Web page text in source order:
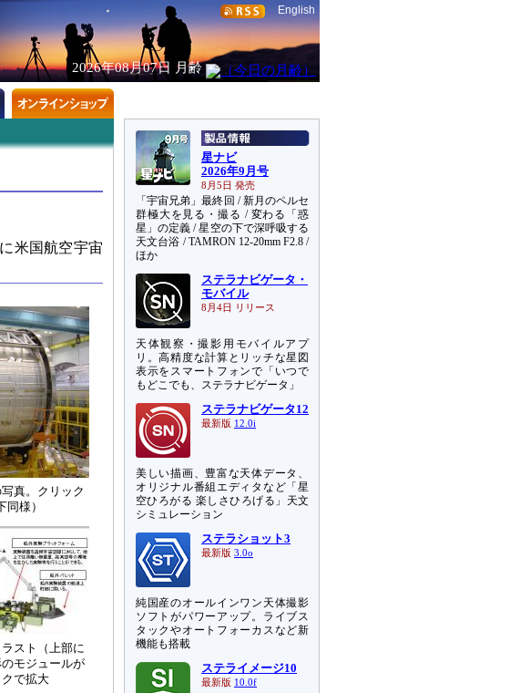
English
2026年08月07日 月齢
米国航空宇宙
真。クリック
様）
スト（上部に
モジュールが
クで拡大
星ナビ
2026年9月号
8月5日 発売
「宇宙兄弟」最終回 / 新月のペルセ
群極大を見る・撮る / 変わる「惑
星」の定義 / 星空の下で深呼吸する
天文台浴 / TAMRON 12-20mm F2.8 /
ほか
ステラナビゲータ・
モバイル
8月4日 リリース
天体観察・撮影用モバイルアプ
リ。高精度な計算とリッチな星図
表示をスマートフォンで「いつで
もどこでも、ステラナビゲータ」
ステラナビゲータ12
最新版 12.0i
美しい描画、豊富な天体データ、
オリジナル番組エディタなど「星
空ひろがる 楽しさひろげる」天文
シミュレーション
ステラショット3
最新版 3.0o
純国産のオールインワン天体撮影
ソフトがパワーアップ。ライブス
タックやオートフォーカスなど新
機能も搭載
ステライメージ10
最新版 10.0f